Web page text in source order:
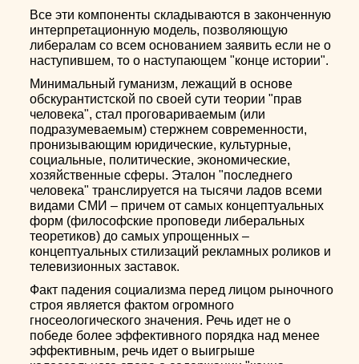
Все эти компоненты складываются в законченную
интерпретационную модель, позволяющую
либералам со всем основанием заявить если не о
наступившем, то о наступающем "конце истории".
Минимальный гуманизм, лежащий в основе
обскурантистской по своей сути теории "прав
человека", стал проговариваемым (или
подразумеваемым) стержнем современности,
пронизывающим юридические, культурные,
социальные, политические, экономические,
хозяйственные сферы. Эталон "последнего
человека" транслируется на тысячи ладов всеми
видами СМИ – причем от самых концептуальных
форм (философские проповеди либеральных
теоретиков) до самых упрощенных –
концептуальных стилизаций рекламных роликов и
телевизионных заставок.
Факт падения социализма перед лицом рыночного
строя является фактом огромного
гносеологического значения. Речь идет не о
победе более эффективного порядка над менее
эффективным, речь идет о выигрыше